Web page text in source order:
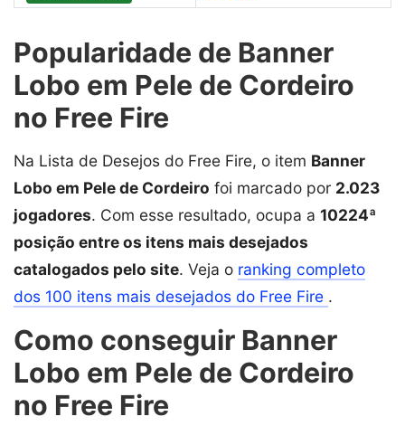
Popularidade de Banner
Lobo em Pele de Cordeiro
no Free Fire
Na Lista de Desejos do Free Fire, o item Banner
Lobo em Pele de Cordeiro foi marcado por 2.023
jogadores. Com esse resultado, ocupa a 10224ª
posição entre os itens mais desejados
catalogados pelo site. Veja o ranking completo
dos 100 itens mais desejados do Free Fire .
Como conseguir Banner
Lobo em Pele de Cordeiro
no Free Fire